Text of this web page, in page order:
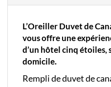
L’Oreiller Duvet de
vous offre une
d’un hôtel cinq
domicile.
Rempli de duvet de